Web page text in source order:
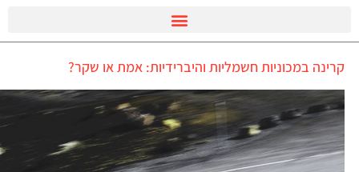
קרינה במכוניות חשמליות והיברידיות: אמת או שקר?